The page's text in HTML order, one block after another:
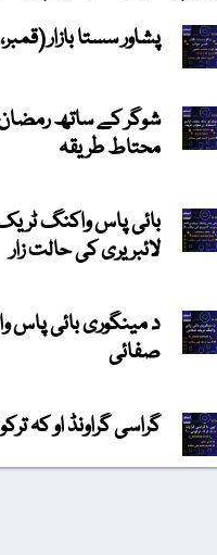
پشاور سستا بازار
شوگر کے ساتھ رمضان
محتاط طریقہ
بائی پاس واکنگ
لائبریری کی حالت زار
د مینگوری بائی
صفائی
گراسی گراونڈ او کہ